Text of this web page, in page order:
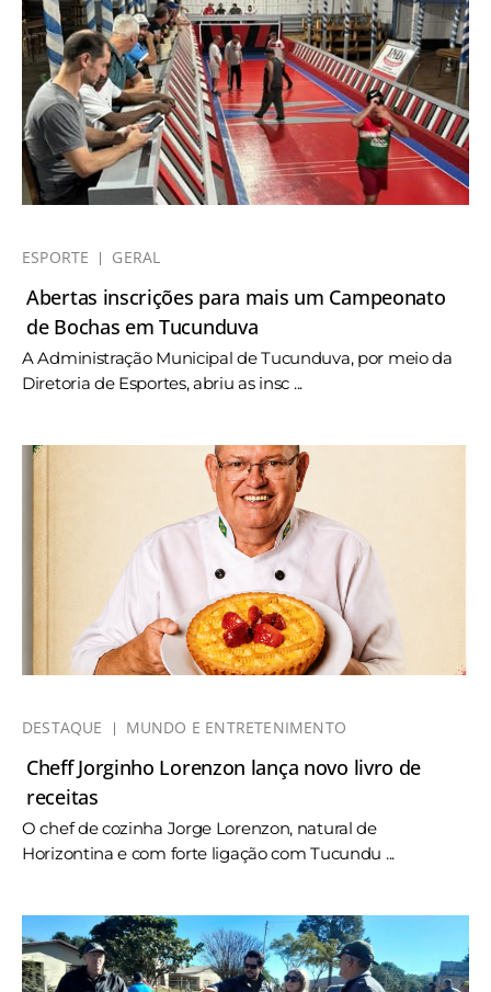
ESPORTE GERAL
Abertas inscrições para mais um Campeonato
de Bochas em Tucunduva
A Administração Municipal de Tucunduva, por meio da
Diretoria de Esportes, abriu as insc ...
DESTAQUE MUNDO E ENTRETENIMENTO
Cheff Jorginho Lorenzon lança novo livro de
receitas
O chef de cozinha Jorge Lorenzon, natural de
Horizontina e com forte ligação com Tucundu ...